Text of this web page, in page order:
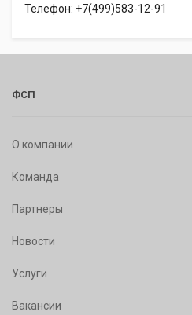
Телефон: +7(499)583-12-91
ФСП
О компании
Команда
Партнеры
Новости
Услуги
Вакансии